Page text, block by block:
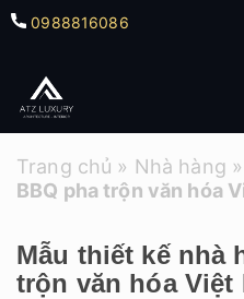
0988816086
Trang chủ » Nhà hàng »
BBQ pha trộn văn hóa
Mẫu thiết kế nhà
trộn văn hóa Việt